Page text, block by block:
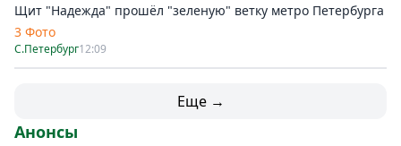
Щит "Надежда" прошёл "зеленую" ветку метро Петербурга
3 Фото
С.Петербург12:09
Еще →
Анонсы